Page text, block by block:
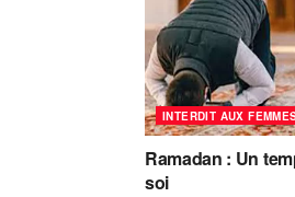
INTERDIT AUX
Ramadan : Un
soi